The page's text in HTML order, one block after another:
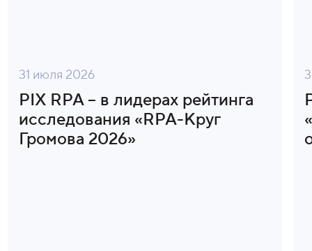
31 июля 2026
PIX RPA – в лидерах рейтинга
исследования «RPA-Круг
Громова 2026»